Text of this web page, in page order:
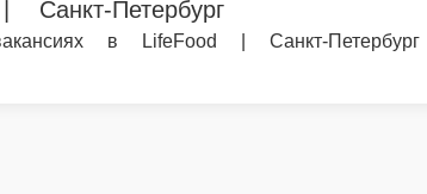
LifeFood | Санкт-Петербург